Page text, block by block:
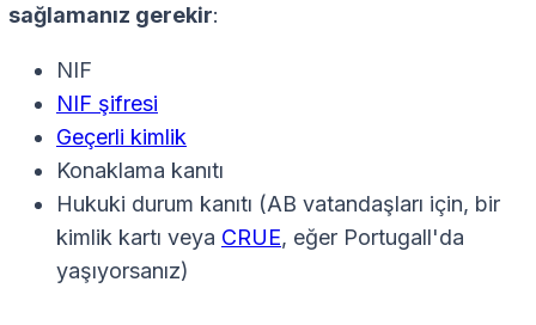
sağlamanız gerekir:
NIF
NIF şifresi
Geçerli kimlik
Konaklama kanıtı
Hukuki durum kanıtı (AB vatandaşları için, bir
kimlik kartı veya CRUE, eğer Portugall'da
yaşıyorsanız)